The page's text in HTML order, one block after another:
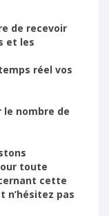
de recevoir
et les
réel vos
nombre de
toute
cette
n’hésitez pas